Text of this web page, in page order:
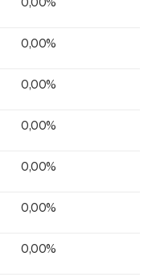
0,00%
0,00%
0,00%
0,00%
0,00%
0,00%